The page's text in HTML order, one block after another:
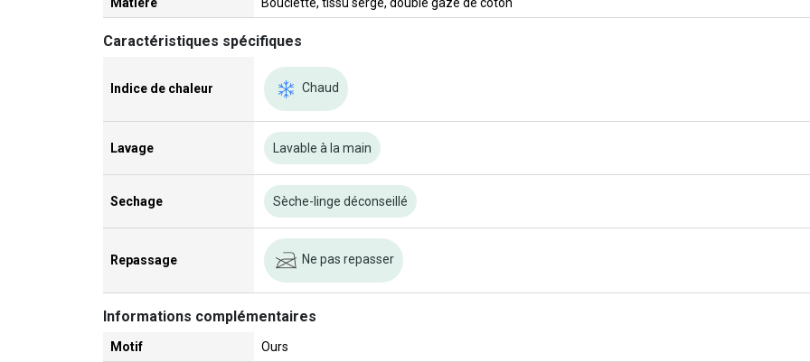
Caractéristiques spécifiques
Indice de chaleur Chaud
Lavage Lavable à la main
Sechage Sèche-linge déconseillé
Repassage Ne pas repasser
Informations complémentaires
Motif Ours